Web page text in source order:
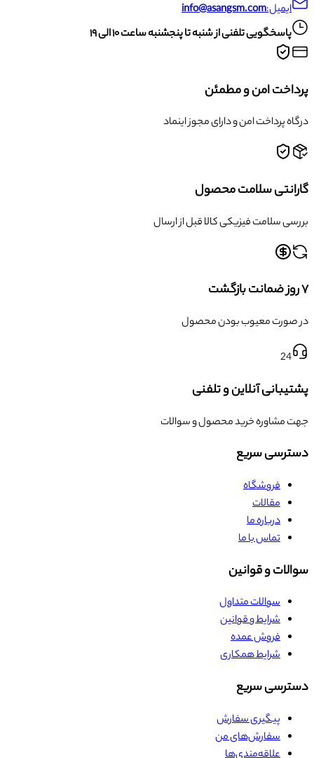
ایمیل:info@asangsm.com
پاسخگویی تلفنی از شنبه تا پنجشنبه ساعت ۱۰ الی ۱۹
پرداخت امن و مطمئن
درگاه پرداخت امن و دارای مجوز اینماد
گارانتی سلامت محصول
بررسی سلامت فیزیکی کالا قبل از ارسال
۷ روز ضمانت بازگشت
در صورت معیوب بودن محصول
24
پشتیبانی آنلاین و تلفنی
جهت مشاوره خرید محصول و سوالات
دسترسی سریع
فروشگاه
مقالات
درباره ما
تماس با ما
سوالات و قوانین
سوالات متداول
شرایط و قوانین
فروش عمده
شرایط همکاری
دسترسی سریع
پیگیری سفارش
سفارش‌های من